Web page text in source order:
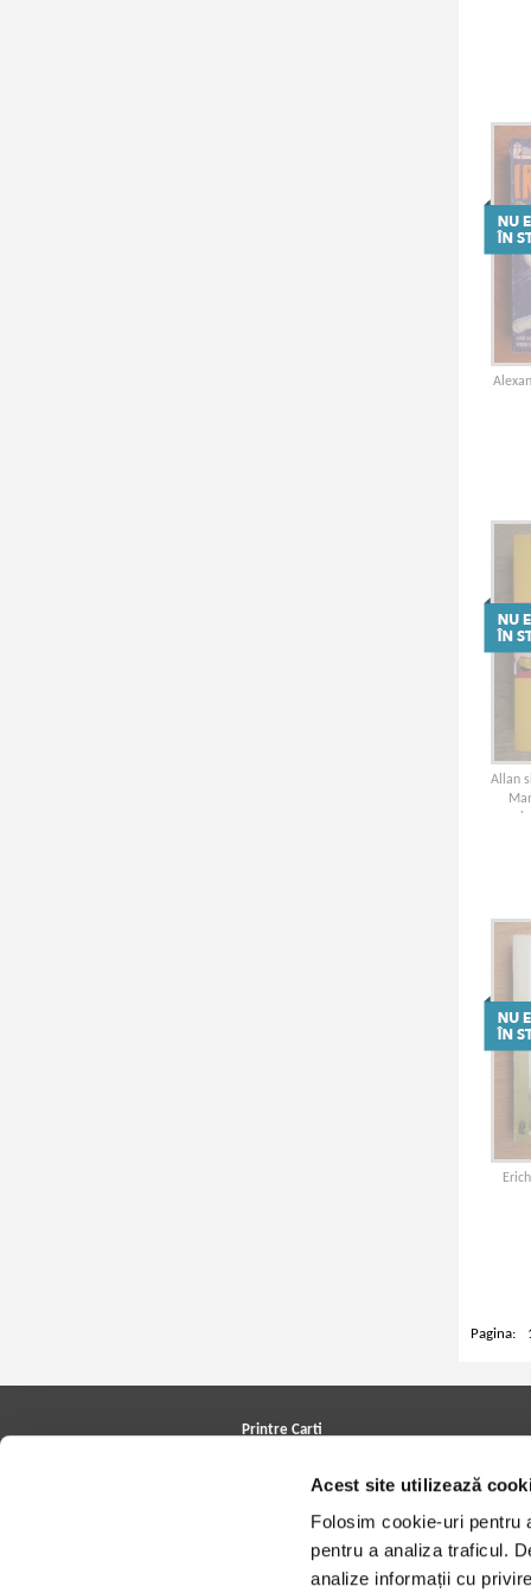
Acest site utilizează
Folosim cookie-uri pentru
pentru a analiza traficul.
analize informații cu
Allan
Pagina:
Printre Carti
Cele mai căutate cărți
Blog Printre Carti